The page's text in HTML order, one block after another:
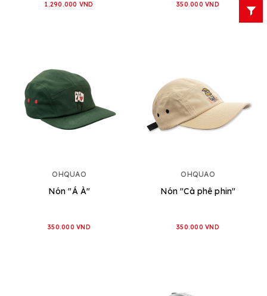
1.290.000 VND 350.000 VND
OHQUAO
Nón "Á À"
350.000 VND
OHQUAO
Nón "Cà phê phin"
350.000 VND